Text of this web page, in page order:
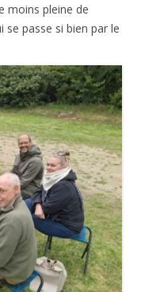
moins pleine de
se passe si bien par le